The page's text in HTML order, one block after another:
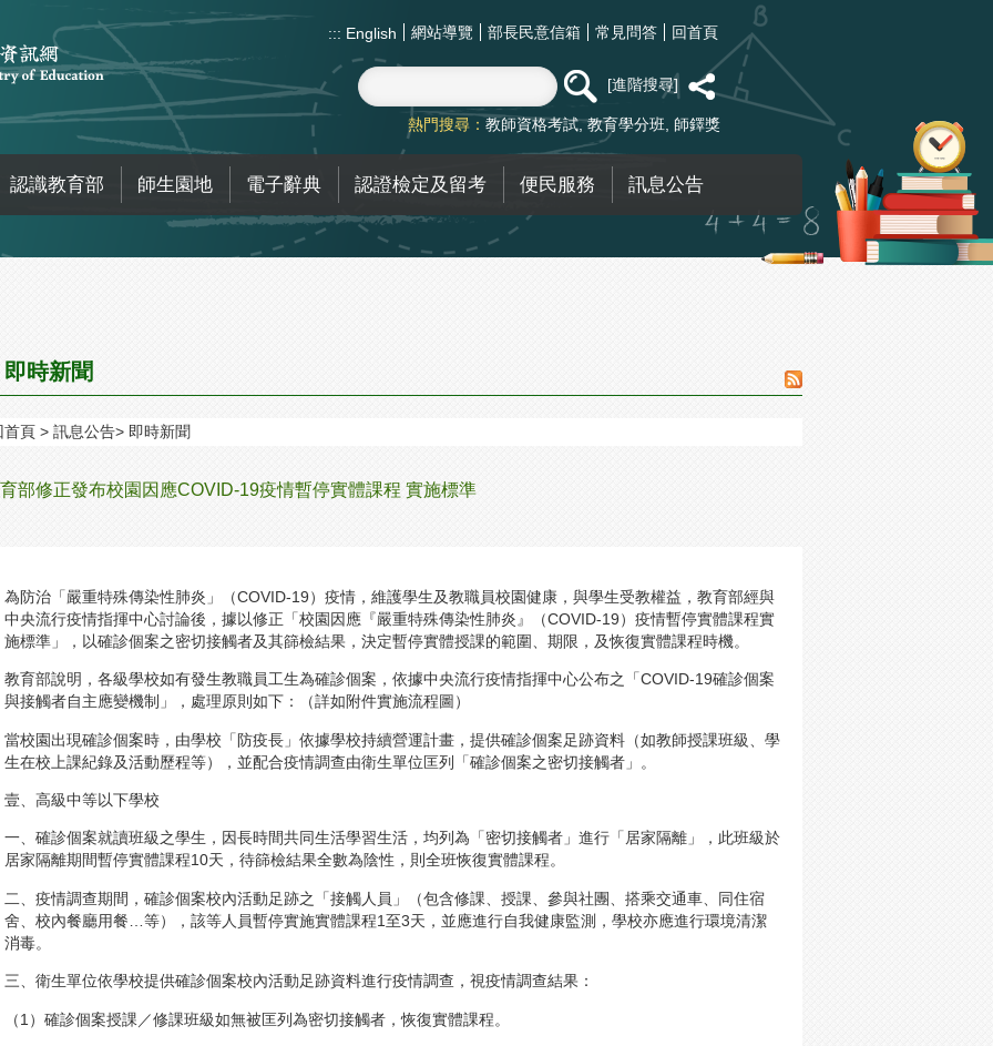
::: English 網站導覽 部長民意信箱 常見問答 回首頁
進階搜尋
熱門搜尋： 教師資格考試 教育學分班 師鐸獎
認識教育部 師生園地 電子辭典 認證檢定及留考 便民服務 訊息公告
即時新聞
首頁 訊息公告 即時新聞
部修正發布校園因應COVID-19疫情暫停實體課程 實施標準
為防治「嚴重特殊傳染性肺炎」（COVID-19）疫情，維護學生及教職員校園健康，與學生受教權益，教育部經與
中央流行疫情指揮中心討論後，據以修正「校園因應『嚴重特殊傳染性肺炎』（COVID-19）疫情暫停實體課程實
施標準」，以確診個案之密切接觸者及其篩檢結果，決定暫停實體授課的範圍、期限，及恢復實體課程時機。
教育部說明，各級學校如有發生教職員工生為確診個案，依據中央流行疫情指揮中心公布之「COVID-19確診個案
與接觸者自主應變機制」，處理原則如下：（詳如附件實施流程圖）
當校園出現確診個案時，由學校「防疫長」依據學校持續營運計畫，提供確診個案足跡資料（如教師授課班級、學
生在校上課紀錄及活動歷程等），並配合疫情調查由衛生單位匡列「確診個案之密切接觸者」。
壹、高級中等以下學校
一、確診個案就讀班級之學生，因長時間共同生活學習生活，均列為「密切接觸者」進行「居家隔離」，此班級於
居家隔離期間暫停實體課程10天，待篩檢結果全數為陰性，則全班恢復實體課程。
二、疫情調查期間，確診個案校內活動足跡之「接觸人員」（包含修課、授課、參與社團、搭乘交通車、同住宿
舍、校內餐廳用餐…等），該等人員暫停實施實體課程1至3天，並應進行自我健康監測，學校亦應進行環境清潔
消毒。
三、衛生單位依學校提供確診個案校內活動足跡資料進行疫情調查，視疫情調查結果：
（1）確診個案授課／修課班級如無被匡列為密切接觸者，恢復實體課程。